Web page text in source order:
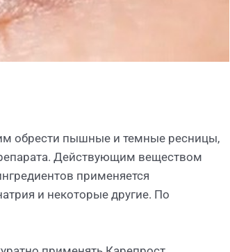
обрести пышные и темные ресницы,
Действующим веществом
применяется
и некоторые другие. По